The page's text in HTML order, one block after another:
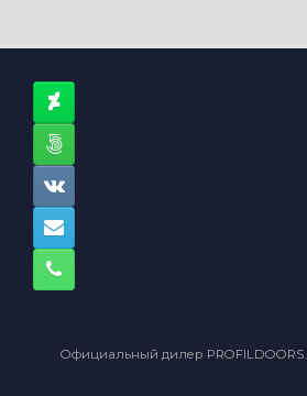
Официальный дилер PROFILDOORS.